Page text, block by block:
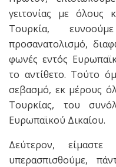
γειτονίας με όλους
Τουρκία,
προσανατολισμό,
φωνές εντός
το αντίθετο. Τούτο
σεβασμό, εκ μέρους
Τουρκίας, του
Ευρωπαϊκού Δικαίου.
Δεύτερον,
υπερασπισθούμε,